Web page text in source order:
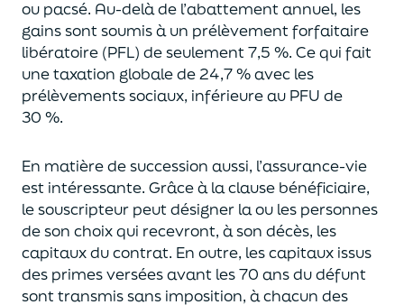
ou pacsé. Au-delàde l’abattement annuel, les
gains sont soumis à un prélèvement forfaitaire
libératoire (PFL) de seulement 7,5 %. Ce qui fait
une taxation globale de24,7 % avec les
prélèvements sociaux, inférieure au PFU de
30 %.
En matière de succession aussi, l’assurance-vie
est intéressante. Grâce à la clause bénéficiaire,
le souscripteur peut désigner la ou les personnes
de son choix qui recevront, à son décès, les
capitaux du contrat. En outre, les capitaux issus
des primes versées avant les 70 ans du défunt
sont transmis sans imposition, à chacun des